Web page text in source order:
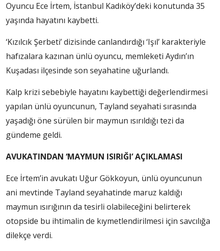
Oyuncu Ece İrtem, İstanbul Kadıköy’deki konutunda 35
yaşında hayatını kaybetti.
‘Kızılcık Şerbeti’ dizisinde canlandırdığı ‘Işıl’ karakteriyle
hafızalara kazınan ünlü oyuncu, memleketi Aydın’ın
Kuşadası ilçesinde son seyahatine uğurlandı.
Kalp krizi sebebiyle hayatını kaybettiği değerlendirmesi
yapılan ünlü oyuncunun, Tayland seyahati sırasında
yaşadığı öne sürülen bir maymun ısırıldığı tezi da
gündeme geldi.
AVUKATINDAN ‘MAYMUN ISIRIĞI’ AÇIKLAMASI
Ece İrtem’in avukatı Uğur Gökkoyun, ünlü oyuncunun
ani mevtinde Tayland seyahatinde maruz kaldığı
maymun ısırığının da tesirli olabileceğini belirterek
otopside bu ihtimalin de kıymetlendirilmesi için savcılığa
dilekçe verdi.